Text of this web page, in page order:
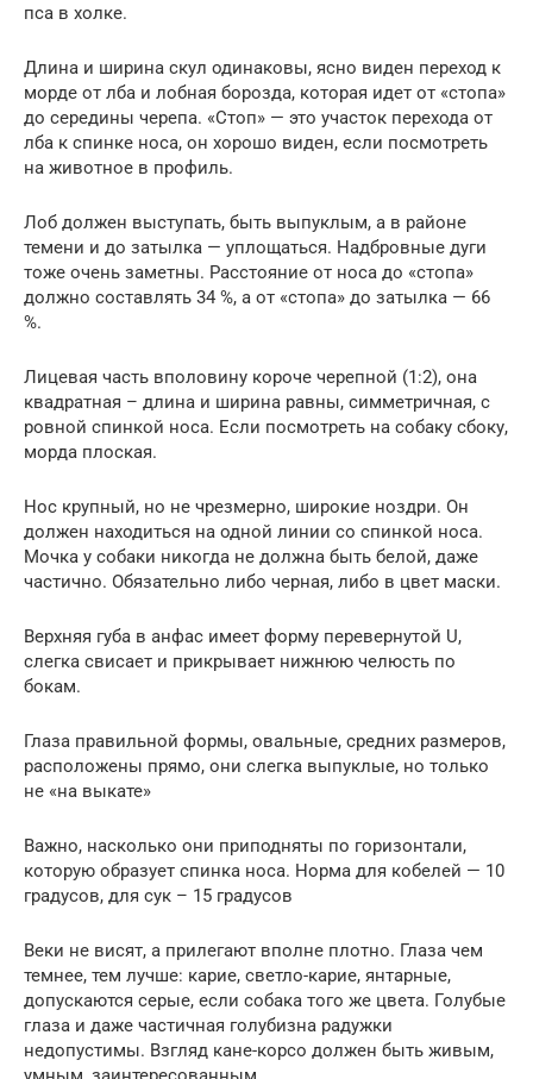
пса в холке.
Длина и ширина скул одинаковы, ясно виден переход к
морде от лба и лобная борозда, которая идет от «стопа»
до середины черепа. «Стоп» — это участок перехода от
лба к спинке носа, он хорошо виден, если посмотреть
на животное в профиль.
Лоб должен выступать, быть выпуклым, а в районе
темени и до затылка — уплощаться. Надбровные дуги
тоже очень заметны. Расстояние от носа до «стопа»
должно составлять 34 %, а от «стопа» до затылка — 66
%.
Лицевая часть вполовину короче черепной (1:2), она
квадратная – длина и ширина равны, симметричная, с
ровной спинкой носа. Если посмотреть на собаку сбоку,
морда плоская.
Нос крупный, но не чрезмерно, широкие ноздри. Он
должен находиться на одной линии со спинкой носа.
Мочка у собаки никогда не должна быть белой, даже
частично. Обязательно либо черная, либо в цвет маски.
Верхняя губа в анфас имеет форму перевернутой U,
слегка свисает и прикрывает нижнюю челюсть по
бокам.
Глаза правильной формы, овальные, средних размеров,
расположены прямо, они слегка выпуклые, но только
не «на выкате»
Важно, насколько они приподняты по горизонтали,
которую образует спинка носа. Норма для кобелей — 10
градусов, для сук – 15 градусов
Веки не висят, а прилегают вполне плотно. Глаза чем
темнее, тем лучше: карие, светло-карие, янтарные,
допускаются серые, если собака того же цвета. Голубые
глаза и даже частичная голубизна радужки
недопустимы. Взгляд кане-корсо должен быть живым,